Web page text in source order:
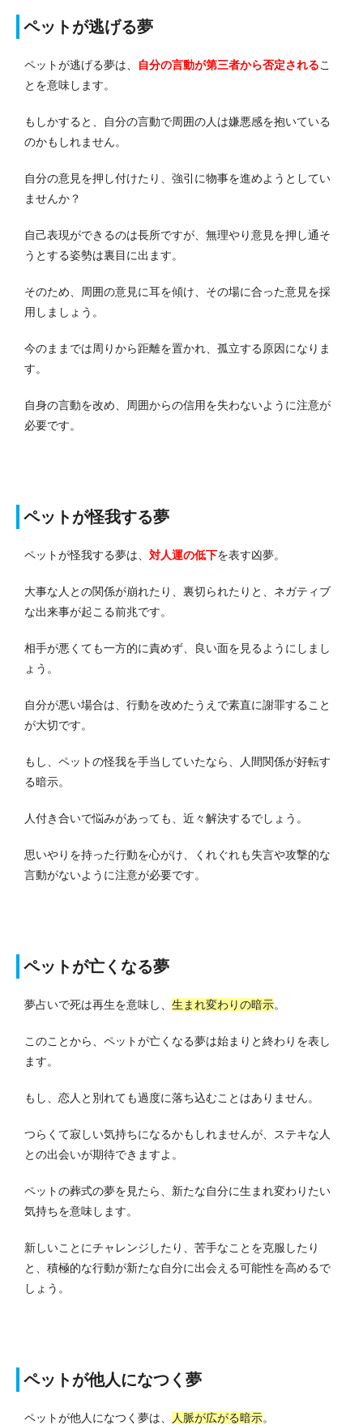
ペットが逃げる夢
ペットが逃げる夢は、 自分の言動が第三者から否定されるこ
とを意味します。
もしかすると、自分の言動で周囲の人は嫌悪感を抱いている
のかもしれません。
自分の意見を押し付けたり、強引に物事を進めようとしてい
ませんか？
自己表現ができるのは長所ですが、無理やり意見を押し通そ
うとする姿勢は裏目に出ます。
そのため、周囲の意見に耳を傾け、その場に合った意見を採
用しましょう。
今のままでは周りから距離を置かれ、孤立する原因になりま
す。
自身の言動を改め、周囲からの信用を失わないように注意が
必要です。
ペットが怪我する夢
ペットが怪我する夢は、 対人運の低下を表す凶夢。
大事な人との関係が崩れたり、裏切られたりと、ネガティブ
な出来事が起こる前兆です。
相手が悪くても一方的に責めず、良い面を見るようにしまし
ょう。
自分が悪い場合は、行動を改めたうえで素直に謝罪すること
が大切です。
もし、ペットの怪我を手当していたなら、人間関係が好転す
る暗示。
人付き合いで悩みがあっても、近々解決するでしょう。
思いやりを持った行動を心がけ、くれぐれも失言や攻撃的な
言動がないように注意が必要です。
ペットが亡くなる夢
夢占いで死は再生を意味し、 生まれ変わりの暗示。
このことから、ペットが亡くなる夢は始まりと終わりを表し
ます。
もし、恋人と別れても過度に落ち込むことはありません。
つらくて寂しい気持ちになるかもしれませんが、ステキな人
との出会いが期待できますよ。
ペットの葬式の夢を見たら、新たな自分に生まれ変わりたい
気持ちを意味します。
新しいことにチャレンジしたり、苦手なことを克服したり
と、積極的な行動が新たな自分に出会える可能性を高めるで
しょう。
ペットが他人になつく夢
ペットが他人になつく夢は、 人脈が広がる暗示。